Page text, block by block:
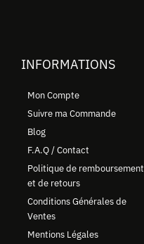
INFORMATIONS
Mon Compte
Suivre ma Commande
Blog
F.A.Q / Contact
Politique de remboursement
et de retours
Conditions Générales de
Ventes
Mentions Légales